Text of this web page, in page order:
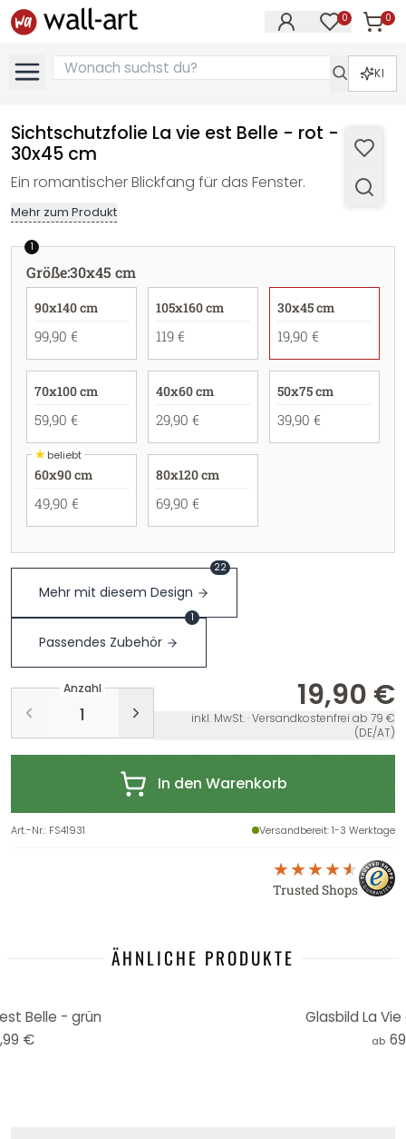
0 0
KI
Sichtschutzfolie La vie est Belle - rot -
30x45 cm
Ein romantischer Blickfang für das Fenster.
Mehr zum Produkt
1
Größe:30x45 cm
90x140 cm
99,90 €
105x160 cm
119 €
30x45 cm
19,90 €
70x100 cm
59,90 €
40x60 cm
29,90 €
50x75 cm
39,90 €
★beliebt
60x90 cm
49,90 €
80x120 cm
69,90 €
Mehr mit diesem Design
22
Passendes Zubehör
1
Anzahl 19,90 €
inkl. MwSt. · Versandkostenfrei ab 79 €
(DE/AT)
In den Warenkorb
Art.-Nr.: FS41931 Versandbereit: 1-3 Werktage
Trusted Shops
ÄHNLICHE PRODUKTE
Belle - grün
€
Glasbild La
ab